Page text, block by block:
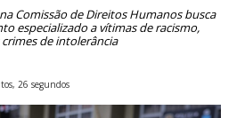
Comissão de Direitos Humanos busca
especializado a vítimas de racismo,
de intolerância
26 segundos